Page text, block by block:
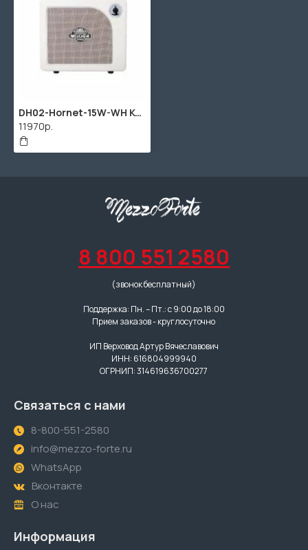
DH02-Hornet-15W-WH Комбоусилитель, 15Вт, Mooer
11970р.
8 800 551 2580
(звонок бесплатный)
Поддержка: Пн. – Пт.: с 9:00 до 18:00
Прием заказов - круглосуточно
ИП Верховод Артур Вячеславович
ИНН: 616804999940
ОГРНИП: 314619636700277
Связаться с нами
8-800-551-2580
info@mezzo-forte.ru
WhatsApp
Вконтакте
О нас
Информация